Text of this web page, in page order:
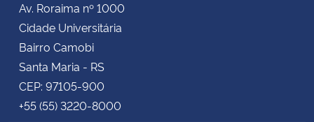
Av. Roraima nº 1000
Cidade Universitária
Bairro Camobi
Santa Maria - RS
CEP: 97105-900
+55 (55) 3220-8000